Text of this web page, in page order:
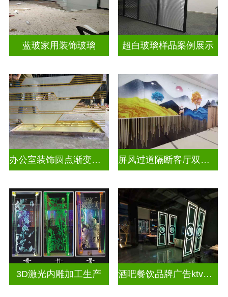
蓝玻家用装饰玻璃 超白玻璃样品案例展示
办公室装饰圆点渐变彩绘打印玻璃 屏风过道隔断客厅双面磨砂透光uv打印玻璃
3D激光内雕加工生产 酒吧餐饮品牌广告ktv激光内雕发光艺术玻璃